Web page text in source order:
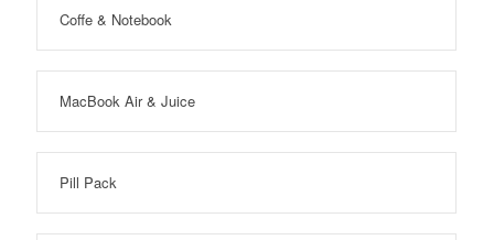
Coffe & Notebook
MacBook Air & Juice
Pill Pack